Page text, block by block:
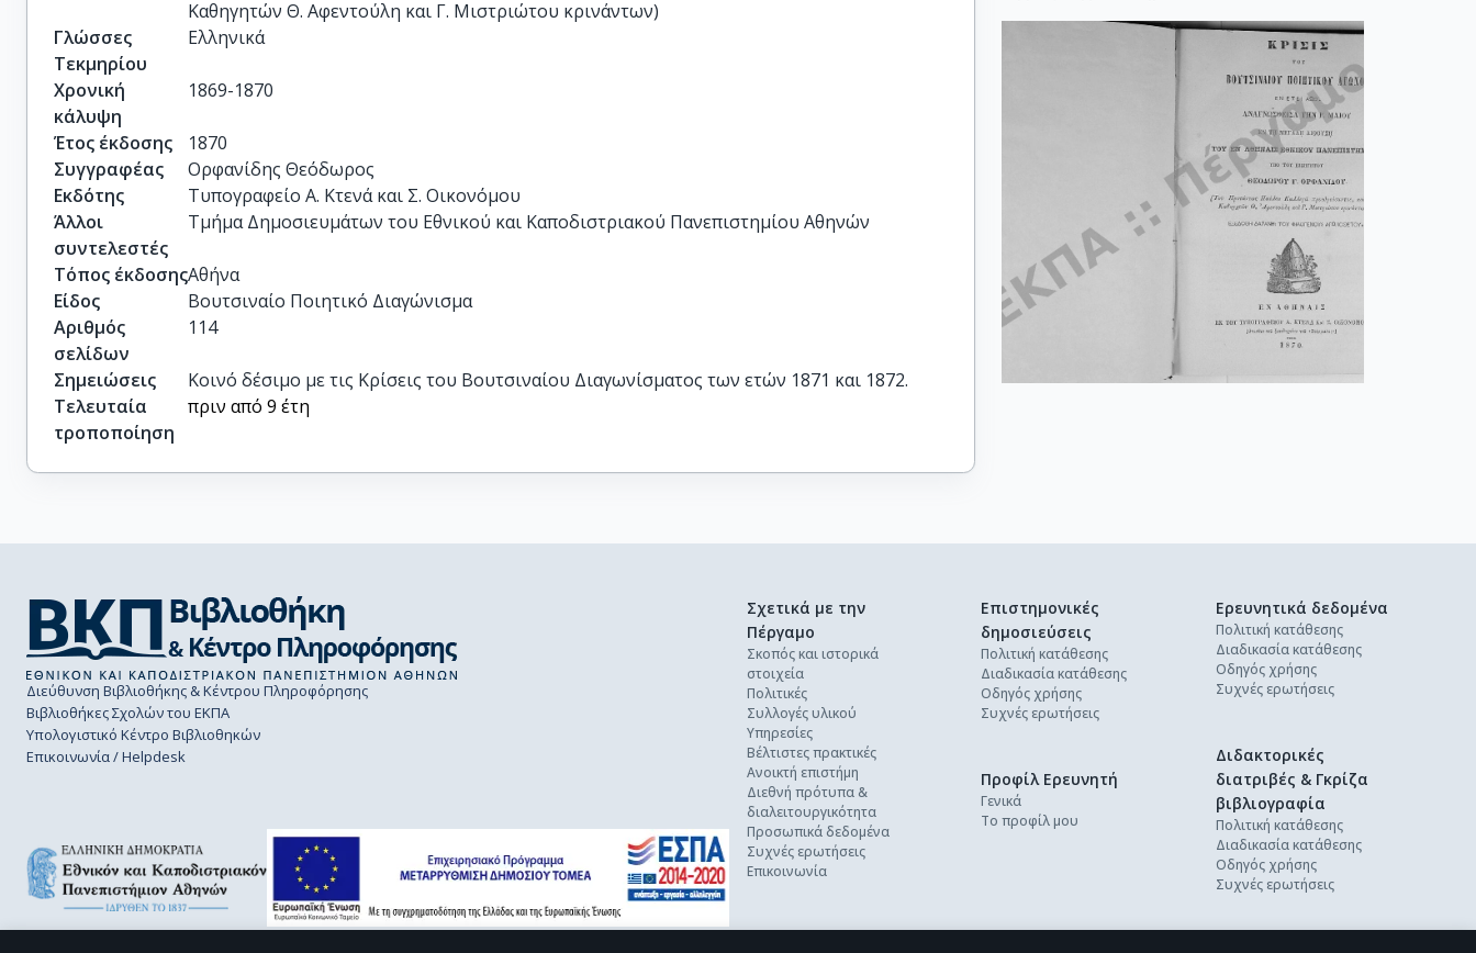
Καθηγητών Θ. Αφεντούλη και Γ. Μιστριώτου κρινάντων)
Γλώσσες
Τεκμηρίου
Ελληνικά
Χρονική
κάλυψη
1869-1870
Έτος έκδοσης
1870
Συγγραφέας
Ορφανίδης Θεόδωρος
Εκδότης
Τυπογραφείο Α. Κτενά και Σ. Οικονόμου
Άλλοι
συντελεστές
Τμήμα Δημοσιευμάτων του Εθνικού και Καποδιστριακού Πανεπιστημίου Αθηνών
Τόπος έκδοσηςΑθήνα
Είδος
Βουτσιναίο Ποιητικό Διαγώνισμα
Αριθμός
σελίδων
114
Σημειώσεις
Κοινό δέσιμο με τις Κρίσεις του Βουτσιναίου Διαγωνίσματος των ετών 1871 και 1872.
Τελευταία
τροποποίηση
πριν από 9 έτη
Διεύθυνση Βιβλιοθήκης & Κέντρου Πληροφόρησης
Βιβλιοθήκες Σχολών του ΕΚΠΑ
Υπολογιστικό Κέντρο Βιβλιοθηκών
Επικοινωνία / Helpdesk
Σχετικά με την
Πέργαμο
Σκοπός και ιστορικά
στοιχεία
Πολιτικές
Συλλογές υλικού
Υπηρεσίες
Βέλτιστες πρακτικές
Ανοικτή επιστήμη
Διεθνή πρότυπα &
διαλειτουργικότητα
Προσωπικά δεδομένα
Συχνές ερωτήσεις
Επικοινωνία
Επιστημονικές
δημοσιεύσεις
Πολιτική κατάθεσης
Διαδικασία κατάθεσης
Οδηγός χρήσης
Συχνές ερωτήσεις
Ερευνητικά δεδομένα
Πολιτική κατάθεσης
Διαδικασία κατάθεσης
Οδηγός χρήσης
Συχνές ερωτήσεις
Διδακτορικές
διατριβές & Γκρίζα
βιβλιογραφία
Πολιτική κατάθεσης
Διαδικασία κατάθεσης
Οδηγός χρήσης
Συχνές ερωτήσεις
Προφίλ Ερευνητή
Γενικά
Το προφίλ μου